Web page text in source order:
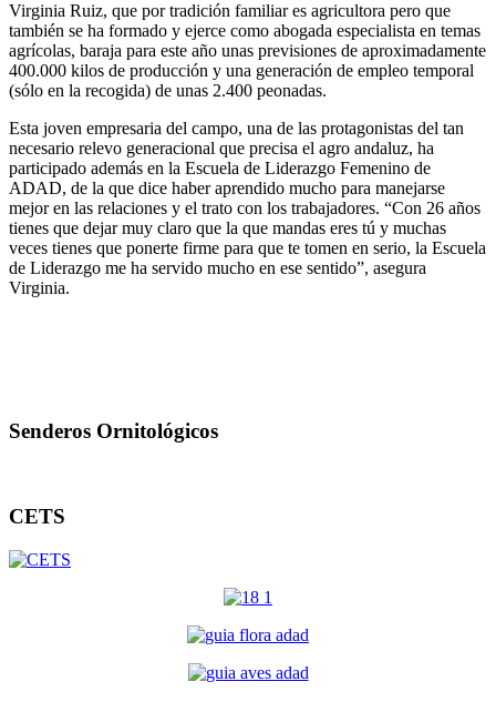
Virginia Ruiz, que por tradición familiar es agricultora pero que
también se ha formado y ejerce como abogada especialista en temas
agrícolas, baraja para este año unas previsiones de aproximadamente
400.000 kilos de producción y una generación de empleo temporal
(sólo en la recogida) de unas 2.400 peonadas.
Esta joven empresaria del campo, una de las protagonistas del tan
necesario relevo generacional que precisa el agro andaluz, ha
participado además en la Escuela de Liderazgo Femenino de
ADAD, de la que dice haber aprendido mucho para manejarse
mejor en las relaciones y el trato con los trabajadores. “Con 26 años
tienes que dejar muy claro que la que mandas eres tú y muchas
veces tienes que ponerte firme para que te tomen en serio, la Escuela
de Liderazgo me ha servido mucho en ese sentido”, asegura
Virginia.
Senderos Ornitológicos
CETS